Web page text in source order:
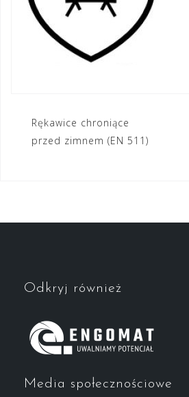
Nawigacja
wpisu
Rękawice chroniące
przed zimnem (EN 511)
Odkryj również
Media społecznościowe